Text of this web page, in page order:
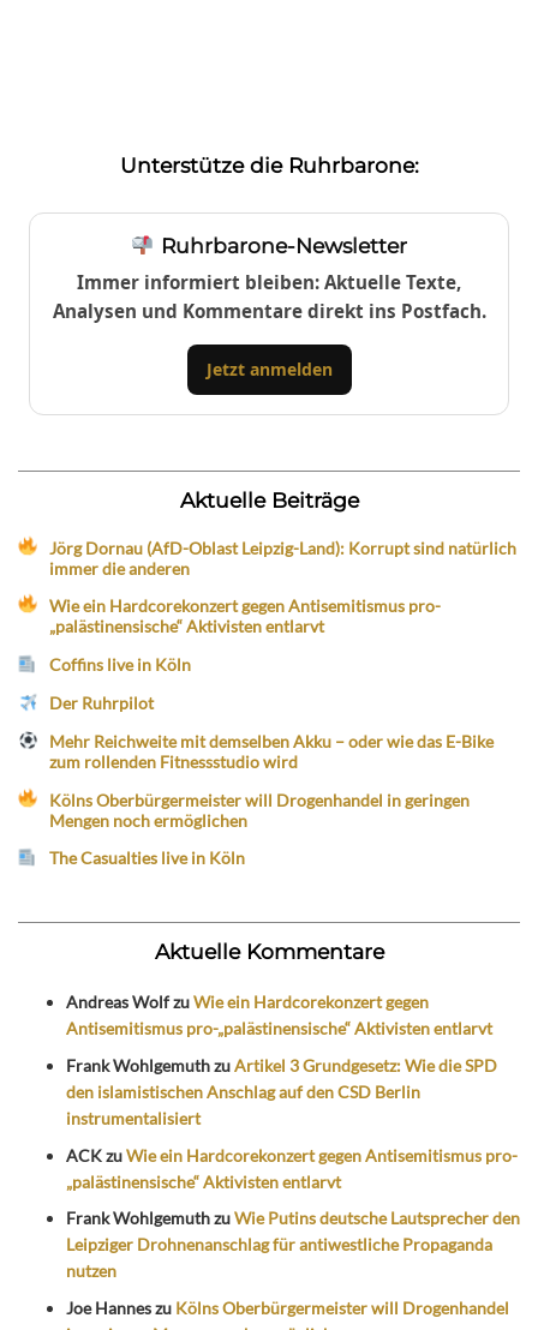
Unterstütze die Ruhrbarone:
Ruhrbarone-Newsletter
Immer informiert bleiben: Aktuelle Texte,
Analysen und Kommentare direkt ins Postfach.
Jetzt anmelden
Aktuelle Beiträge
Jörg Dornau (AfD-Oblast Leipzig-Land): Korrupt sind natürlich
immer die anderen
Wie ein Hardcorekonzert gegen Antisemitismus pro-
„palästinensische“ Aktivisten entlarvt
Coffins live in Köln
Der Ruhrpilot
Mehr Reichweite mit demselben Akku – oder wie das E-Bike
zum rollenden Fitnessstudio wird
Kölns Oberbürgermeister will Drogenhandel in geringen
Mengen noch ermöglichen
The Casualties live in Köln
Aktuelle Kommentare
Andreas WolfzuWie ein Hardcorekonzert gegen
Antisemitismus pro-„palästinensische“ Aktivisten entlarvt
Frank WohlgemuthzuArtikel 3 Grundgesetz: Wie die SPD
den islamistischen Anschlag auf den CSD Berlin
instrumentalisiert
ACKzuWie ein Hardcorekonzert gegen Antisemitismus pro-
„palästinensische“ Aktivisten entlarvt
Frank WohlgemuthzuWie Putins deutsche Lautsprecher den
Leipziger Drohnenanschlag für antiwestliche Propaganda
nutzen
Joe Hanneszu Kölns Oberbürgermeister will Drogenhandel